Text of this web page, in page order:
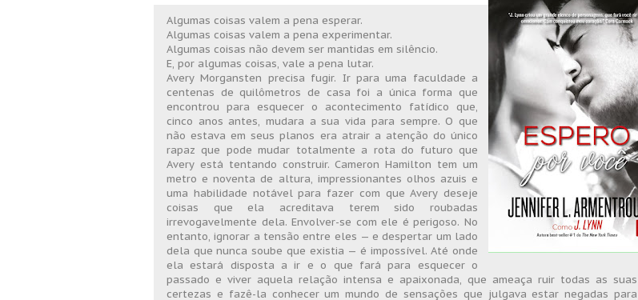
Algumas coisas valem a pena esperar.
Algumas coisas valem a pena experimentar.
Algumas coisas não devem ser mantidas em silêncio.
E, por algumas coisas, vale a pena lutar.
Avery Morgansten precisa fugir. Ir para uma faculdade a
centenas de quilômetros de casa foi a única forma que
encontrou para esquecer o acontecimento fatídico que,
cinco anos antes, mudara a sua vida para sempre. O que
não estava em seus planos era atrair a atenção do único
rapaz que pode mudar totalmente a rota do futuro que
Avery está tentando construir. Cameron Hamilton tem um
metro e noventa de altura, impressionantes olhos azuis e
uma habilidade notável para fazer com que Avery deseje
coisas que ela acreditava terem sido roubadas
irrevogavelmente dela. Envolver-se com ele é perigoso. No
entanto, ignorar a tensão entre eles — e despertar um lado
dela que nunca soube que existia — é impossível. Até onde
ela estará disposta a ir e o que fará para esquecer o
passado e viver aquela relação intensa e apaixonada, que ameaça ruir todas as suas
certezas e fazê-la conhecer um mundo de sensações que julgava estar negadas para